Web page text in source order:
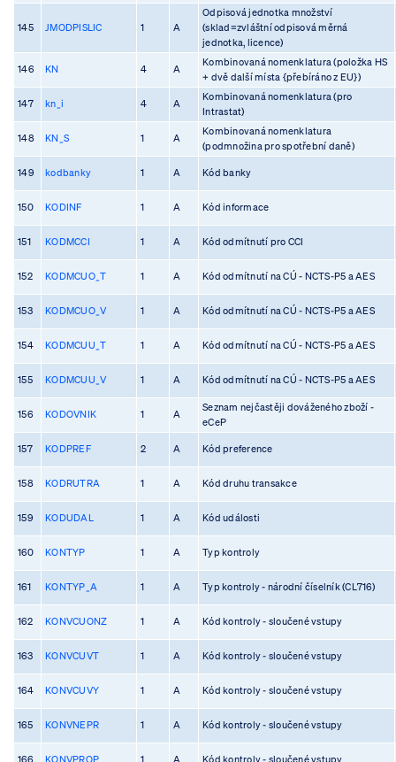
145 JMODPISLIC 1 A
Odpisová jednotka množství
(sklad=zvláštní odpisová měrná
jednotka, licence)
146 KN 4 A
Kombinovaná nomenklatura (položka HS
+ dvě další místa {přebíráno z EU})
147 kn_i 4 A
Kombinovaná nomenklatura (pro
Intrastat)
148 KN_S 1 A
Kombinovaná nomenklatura
(podmnožina pro spotřební daně)
149 kodbanky 1 A Kód banky
150 KODINF 1 A Kód informace
151 KODMCCI 1 A Kód odmítnutí pro CCI
152 KODMCUO_T 1 A Kód odmítnutí na CÚ - NCTS-P5 a AES
153 KODMCUO_V 1 A Kód odmítnutí na CÚ - NCTS-P5 a AES
154 KODMCUU_T 1 A Kód odmítnutí na CÚ - NCTS-P5 a AES
155 KODMCUU_V 1 A Kód odmítnutí na CÚ - NCTS-P5 a AES
156 KODOVNIK 1 A
Seznam nejčastěji dováženého zboží -
eCeP
157 KODPREF 2 A Kód preference
158 KODRUTRA 1 A Kód druhu transakce
159 KODUDAL 1 A Kód události
160 KONTYP 1 A Typ kontroly
161 KONTYP_A 1 A Typ kontroly - národní číselník (CL716)
162 KONVCUONZ 1 A Kód kontroly - sloučené vstupy
163 KONVCUVT 1 A Kód kontroly - sloučené vstupy
164 KONVCUVY 1 A Kód kontroly - sloučené vstupy
165 KONVNEPR 1 A Kód kontroly - sloučené vstupy
166 KONVPROP 1 A Kód kontroly - sloučené vstupy